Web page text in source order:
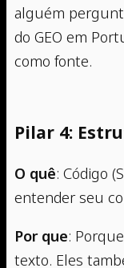
alguém
do GEO em
como fonte.
Pilar 4:
O quê: Código
entender seu
Por que:
texto. Eles